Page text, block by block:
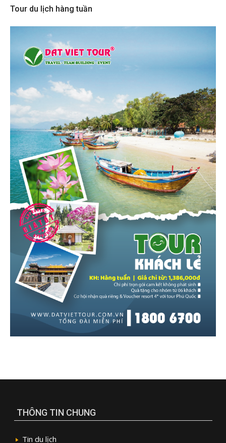
Tour du lịch hàng tuần
THÔNG TIN CHUNG
Tin du lịch